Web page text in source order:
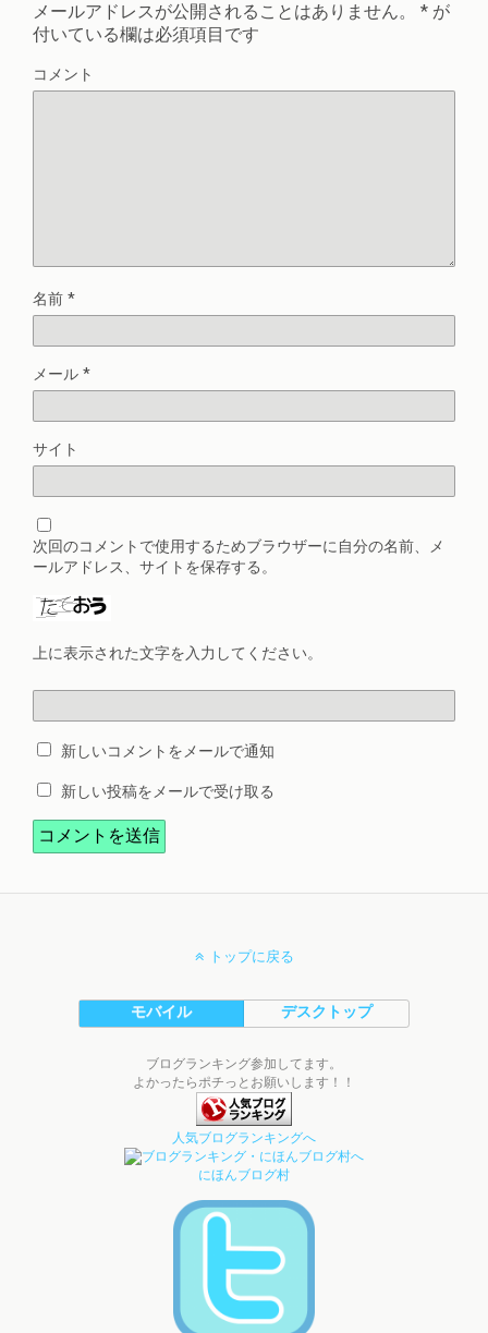
メールアドレスが公開されることはありません。 * が
付いている欄は必須項目です
コメント
名前 *
メール *
サイト
次回のコメントで使用するためブラウザーに自分の名前、メ
ールアドレス、サイトを保存する。
上に表示された文字を入力してください。
新しいコメントをメールで通知
新しい投稿をメールで受け取る
トップに戻る
モバイル デスクトップ
ブログランキング参加してます。
よかったらポチっとお願いします！！
人気ブログランキングへ
にほんブログ村